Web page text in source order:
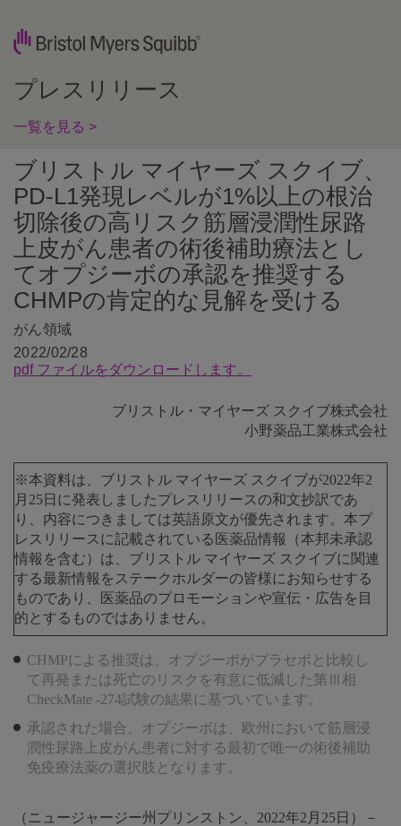
プレスリリース
一覧を見る >
ブリストル マイヤーズ スクイブ、
PD-L1発現レベルが1%以上の根治
切除後の高リスク筋層浸潤性尿路
上皮がん患者の術後補助療法とし
てオプジーボの承認を推奨する
CHMPの肯定的な見解を受ける
がん領域
2022/02/28
pdf ファイルをダウンロードします。
ブリストル・マイヤーズ スクイブ株式会社
小野薬品工業株式会社
※本資料は、ブリストル マイヤーズ スクイブが2022年2
月25日に発表しましたプレスリリースの和文抄訳であ
り、内容につきましては英語原文が優先されます。本プ
レスリリースに記載されている医薬品情報（本邦未承認
情報を含む）は、ブリストル マイヤーズ スクイブに関連
する最新情報をステークホルダーの皆様にお知らせする
ものであり、医薬品のプロモーションや宣伝・広告を目
的とするものではありません。
CHMPによる推奨は、オプジーボがプラセボと比較し
て再発または死亡のリスクを有意に低減した第Ⅲ相
CheckMate -274試験の結果に基づいています。
承認された場合、オプジーボは、欧州において筋層浸
潤性尿路上皮がん患者に対する最初で唯一の術後補助
免疫療法薬の選択肢となります。
（ニュージャージー州プリンストン、2022年2月25日）－